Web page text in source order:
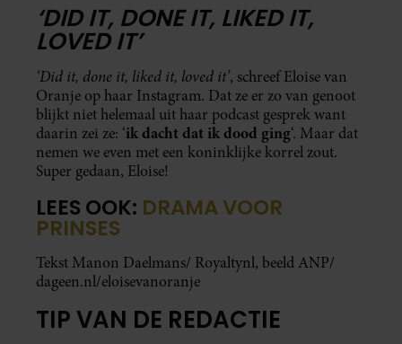
‘DID IT, DONE IT, LIKED IT,
LOVED IT’
‘Did it, done it, liked it, loved it’, schreef Eloise van
Oranje op haar Instagram. Dat ze er zo van genoot
blijkt niet helemaal uit haar podcast gesprek want
daarin zei ze: ‘ik dacht dat ik dood ging‘. Maar dat
nemen we even met een koninklijke korrel zout.
Super gedaan, Eloise!
LEES OOK: DRAMA VOOR
PRINSES
Tekst Manon Daelmans/ Royaltynl, beeld ANP/
dageen.nl/eloisevanoranje
TIP VAN DE REDACTIE